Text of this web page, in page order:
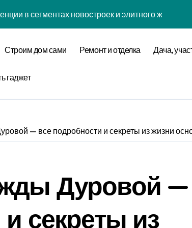
в сегментах новостроек и элитного жилья
улице 24
металлопроката
бизнес-класса у метро Павелецкая
для современного загородного
и сервисных станций на крупных
Строим дом сами Ремонт и отделка Дача,
гаджет
— все подробности и секреты из жизни
Дуровой —
секреты из